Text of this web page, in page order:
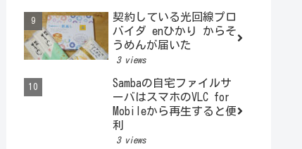
契約している光回線プロ
バイダ enひかり からそ
うめんが届いた
3 views
Sambaの自宅ファイルサ
ーバはスマホのVLC for
Mobileから再生すると便
利
3 views